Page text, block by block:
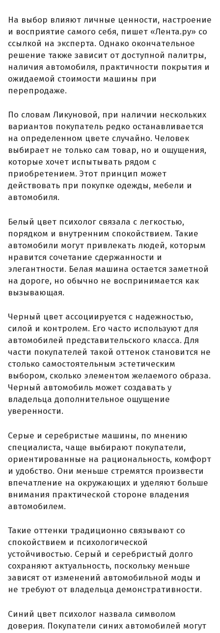
На выбор влияют личные ценности, настроение
и восприятие самого себя, пишет «Лента.ру» со
ссылкой на эксперта. Однако окончательное
решение также зависит от доступной палитры,
наличия автомобиля, практичности покрытия и
ожидаемой стоимости машины при
перепродаже.
По словам Ликуновой, при наличии нескольких
вариантов покупатель редко останавливается
на определенном цвете случайно. Человек
выбирает не только сам товар, но и ощущения,
которые хочет испытывать рядом с
приобретением. Этот принцип может
действовать при покупке одежды, мебели и
автомобиля.
Белый цвет психолог связала с легкостью,
порядком и внутренним спокойствием. Такие
автомобили могут привлекать людей, которым
нравится сочетание сдержанности и
элегантности. Белая машина остается заметной
на дороге, но обычно не воспринимается как
вызывающая.
Черный цвет ассоциируется с надежностью,
силой и контролем. Его часто используют для
автомобилей представительского класса. Для
части покупателей такой оттенок становится не
столько самостоятельным эстетическим
выбором, сколько элементом желаемого образа.
Черный автомобиль может создавать у
владельца дополнительное ощущение
уверенности.
Серые и серебристые машины, по мнению
специалиста, чаще выбирают покупатели,
ориентированные на рациональность, комфорт
и удобство. Они меньше стремятся произвести
впечатление на окружающих и уделяют больше
внимания практической стороне владения
автомобилем.
Такие оттенки традиционно связывают со
спокойствием и психологической
устойчивостью. Серый и серебристый долго
сохраняют актуальность, поскольку меньше
зависят от изменений автомобильной моды и
не требуют от владельца демонстративности.
Синий цвет психолог назвала символом
доверия. Покупатели синих автомобилей могут